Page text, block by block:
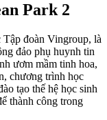
Park 2
đoàn Vingroup, là
đảo phụ huynh tin
ươm mầm tinh hoa,
chương trình học
tạo thế hệ học sinh
thành công trong